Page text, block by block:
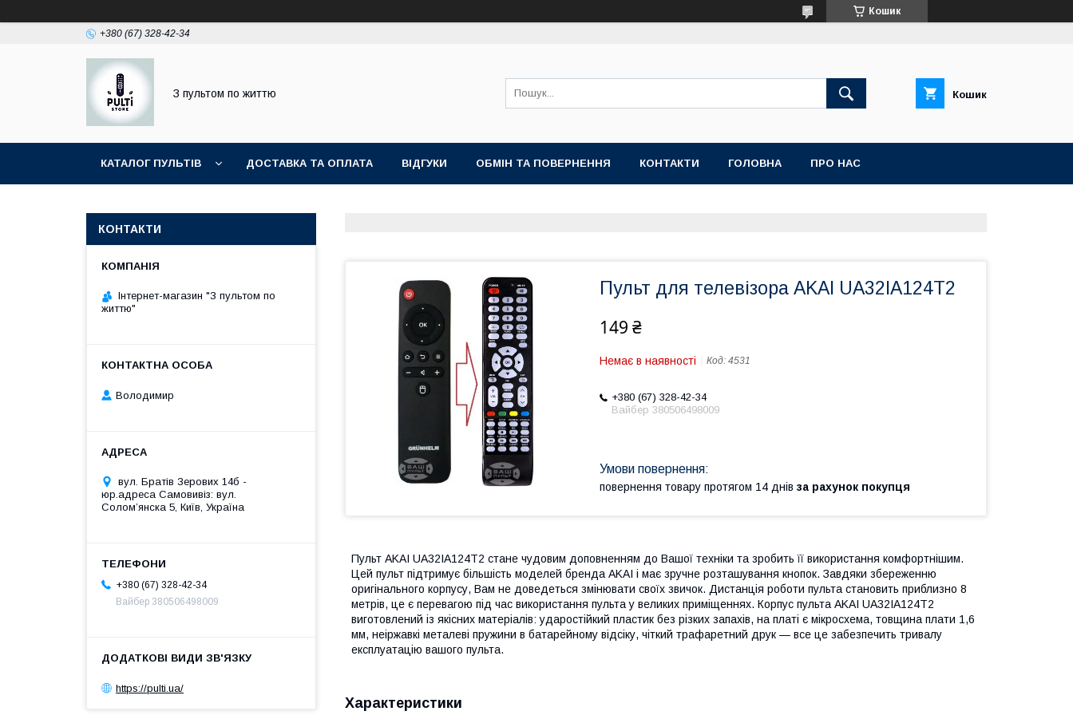
Кошик
+380 (67) 328-42-34
З пультом по життю Кошик
КАТАЛОГ ПУЛЬТІВ ДОСТАВКА ТА ОПЛАТА ВІДГУКИ ОБМІН ТА ПОВЕРНЕННЯ КОНТАКТИ ГОЛОВНА ПРО НАС
Пульт для телевізора AKAI UA32IA124T2
149 ₴
Немає в наявності Код: 4531
+380 (67) 328-42-34
Вайбер 380506498009
повернення товару протягом 14 днів за рахунок покупця
Пульт AKAI UA32IA124T2 стане чудовим доповненням до Вашої техніки та зробить її використання комфортнішим.
Цей пульт підтримує більшість моделей бренда AKAI і має зручне розташування кнопок. Завдяки збереженню
оригінального корпусу, Вам не доведеться змінювати своїх звичок. Дистанція роботи пульта становить приблизно 8
метрів, це є перевагою під час використання пульта у великих приміщеннях. Корпус пульта AKAI UA32IA124T2
виготовлений із якісних матеріалів: ударостійкий пластик без різких запахів, на платі є мікросхема, товщина плати 1,6
мм, неіржавкі металеві пружини в батарейному відсіку, чіткий трафаретний друк — все це забезпечить тривалу
експлуатацію вашого пульта.
Характеристики
КОНТАКТИ
Інтернет-магазин "З пультом по
життю"
Володимир
вул. Братів Зерових 14б -
юр.адреса Самовивіз: вул.
Соломʼянска 5, Київ, Україна
+380 (67) 328-42-34
Вайбер 380506498009
https://pulti.ua/